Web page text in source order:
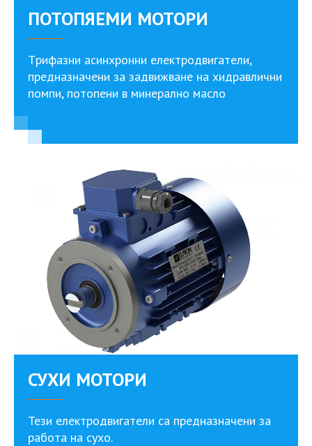
ПОТОПЯЕМИ МОТОРИ
Tрифазни асинхронни електродвигатели,
предназначени за задвижване на хидравлични
помпи, потопени в минерално масло
СУХИ МОТОРИ
Тези електродвигатели са предназначени за
работа на сухо.